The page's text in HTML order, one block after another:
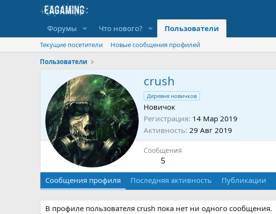
Форумы Что нового? Пользователи
Текущие посетители
Новые сообщения профилей
Пользователи
crush
Деревня новичков
Новичок
Регистрация 14 Мар 2019
Активность 29 Авг 2019
Сообщения
5
Сообщения профиля Последняя активность Публикации
В профиле пользователя crush пока нет ни одного сообщения.